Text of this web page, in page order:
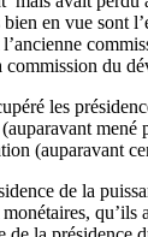
bien en vue sont
du
les
(auparavant
de la
qu’ils